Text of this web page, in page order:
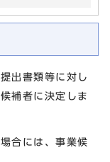
出書類等に対し
補者に決定しま
合には、事業候